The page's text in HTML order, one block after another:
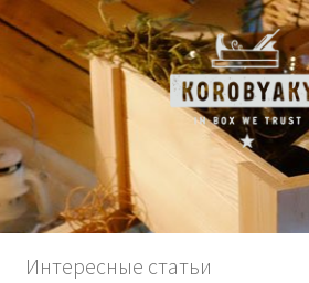
Перейти
навигации
Перейти
содержимому
Ящики для
Интересные статьи